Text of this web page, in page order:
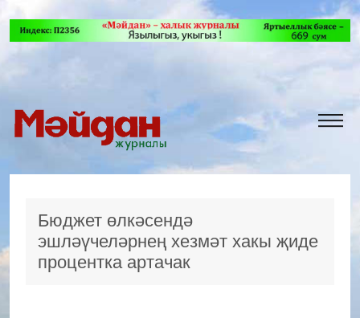
Бюджет өлкәсендә
эшләүчеләрнең хезмәт хакы җиде
процентка артачак